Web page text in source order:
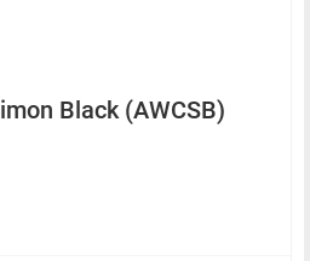
Black (AWCSB)